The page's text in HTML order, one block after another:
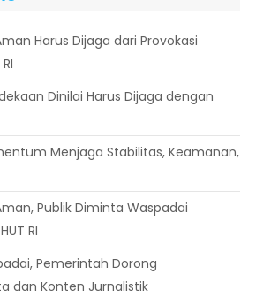
Harus Dijaga dari Provokasi
Dinilai Harus Dijaga dengan
Menjaga Stabilitas, Keamanan,
Publik Diminta Waspadai
RI
Pemerintah Dorong
dan Konten Jurnalistik